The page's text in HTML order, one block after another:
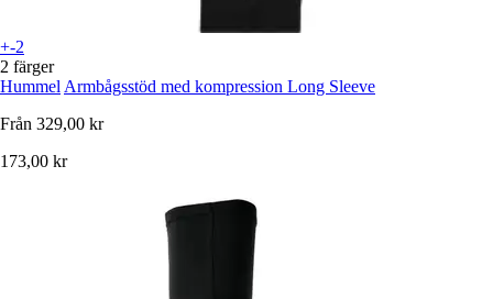
+-2
2 färger
Hummel Armbågsstöd med kompression Long Sleeve
Från 329,00 kr
173,00 kr